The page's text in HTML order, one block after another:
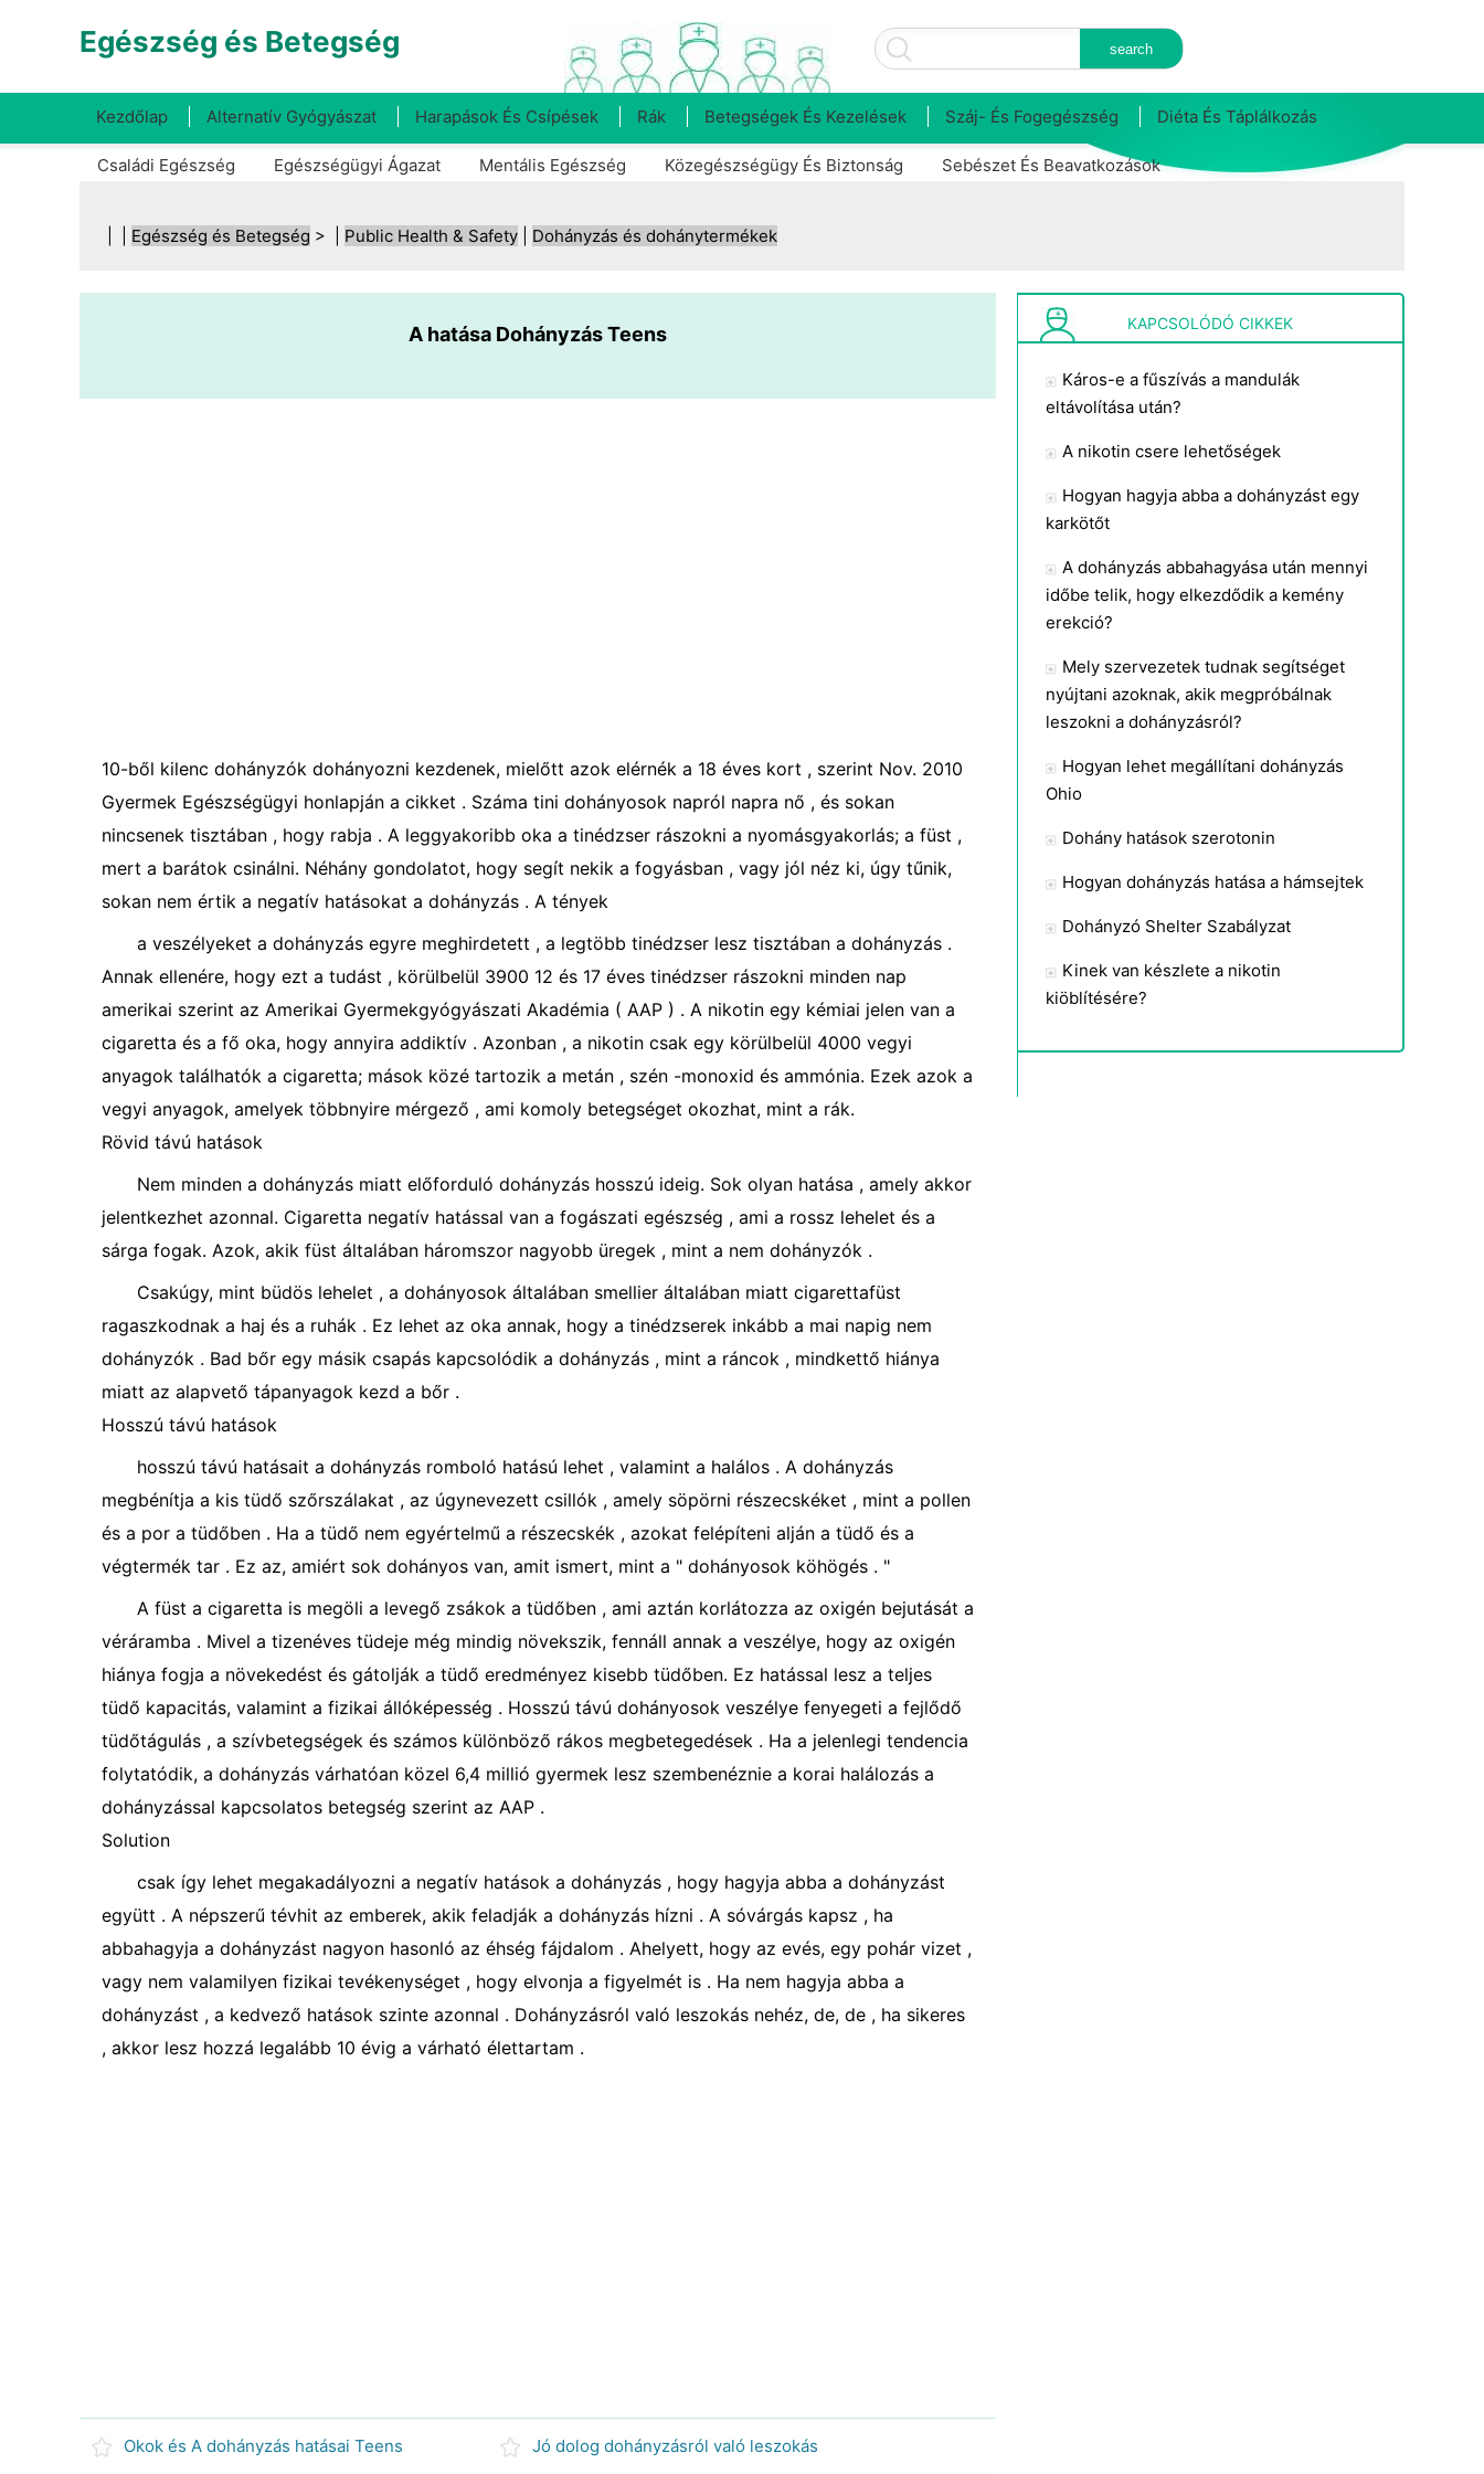
Egészség és Betegség
Kezdőlap Alternatív Gyógyászat Harapások És Csípések Rák Betegségek És Kezelések Száj- És Fogegészség Diéta És Táplálkozás
Családi Egészség Egészségügyi Ágazat Mentális Egészség Közegészségügy És Biztonság Sebészet És Beavatkozások
Egészség és Betegség > | Public Health & Safety Dohányzás és dohánytermékek
A hatása Dohányzás Teens
10-ből kilenc dohányzók dohányozni kezdenek, mielőtt azok elérnék a 18 éves kort , szerint Nov. 2010
Gyermek Egészségügyi honlapján a cikket . Száma tini dohányosok napról napra nő , és sokan
nincsenek tisztában , hogy rabja . A leggyakoribb oka a tinédzser rászokni a nyomásgyakorlás; a füst ,
mert a barátok csinálni. Néhány gondolatot, hogy segít nekik a fogyásban , vagy jól néz ki, úgy tűnik,
sokan nem értik a negatív hatásokat a dohányzás . A tények
a veszélyeket a dohányzás egyre meghirdetett , a legtöbb tinédzser lesz tisztában a dohányzás .
Annak ellenére, hogy ezt a tudást , körülbelül 3900 12 és 17 éves tinédzser rászokni minden nap
amerikai szerint az Amerikai Gyermekgyógyászati ​​Akadémia ( AAP ) . A nikotin egy kémiai jelen van a
cigaretta és a fő oka, hogy annyira addiktív . Azonban , a nikotin csak egy körülbelül 4000 vegyi
anyagok találhatók a cigaretta; mások közé tartozik a metán , szén -monoxid és ammónia. Ezek azok a
vegyi anyagok, amelyek többnyire mérgező , ami komoly betegséget okozhat, mint a rák.
Rövid távú hatások
Nem minden a dohányzás miatt előforduló dohányzás hosszú ideig. Sok olyan hatása , amely akkor
jelentkezhet azonnal. Cigaretta negatív hatással van a fogászati ​​egészség , ami a rossz lehelet és a
sárga fogak. Azok, akik füst általában háromszor nagyobb üregek , mint a nem dohányzók .
Csakúgy, mint büdös lehelet , a dohányosok általában smellier általában miatt cigarettafüst
ragaszkodnak a haj és a ruhák . Ez lehet az oka annak, hogy a tinédzserek inkább a mai napig nem
dohányzók . Bad bőr egy másik csapás kapcsolódik a dohányzás , mint a ráncok , mindkettő hiánya
miatt az alapvető tápanyagok kezd a bőr .
Hosszú távú hatások
hosszú távú hatásait a dohányzás romboló hatású lehet , valamint a halálos . A dohányzás
megbénítja a kis tüdő szőrszálakat , az úgynevezett csillók , amely söpörni részecskéket , mint a pollen
és a por a tüdőben . Ha a tüdő nem egyértelmű a részecskék , azokat felépíteni alján a tüdő és a
végtermék tar . Ez az, amiért sok dohányos van, amit ismert, mint a " dohányosok köhögés . "
A füst a cigaretta is megöli a levegő zsákok a tüdőben , ami aztán korlátozza az oxigén bejutását a
véráramba . Mivel a tizenéves tüdeje még mindig növekszik, fennáll annak a veszélye, hogy az oxigén
hiánya fogja a növekedést és gátolják a tüdő eredményez kisebb tüdőben. Ez hatással lesz a teljes
tüdő kapacitás, valamint a fizikai állóképesség . Hosszú távú dohányosok veszélye fenyegeti a fejlődő
tüdőtágulás , a szívbetegségek és számos különböző rákos megbetegedések . Ha a jelenlegi tendencia
folytatódik, a dohányzás várhatóan közel 6,4 millió gyermek lesz szembenéznie a korai halálozás a
dohányzással kapcsolatos betegség szerint az AAP .
Solution
csak így lehet megakadályozni a negatív hatások a dohányzás , hogy hagyja abba a dohányzást
együtt . A népszerű tévhit az emberek, akik feladják a dohányzás hízni . A sóvárgás kapsz , ha
abbahagyja a dohányzást nagyon hasonló az éhség fájdalom . Ahelyett, hogy az evés, egy pohár vizet ,
vagy nem valamilyen fizikai tevékenységet , hogy elvonja a figyelmét is . Ha nem hagyja abba a
dohányzást , a kedvező hatások szinte azonnal . Dohányzásról való leszokás nehéz, de, de , ha sikeres
, akkor lesz hozzá legalább 10 évig a várható élettartam .
Okok és A dohányzás hatásai Teens Jó dolog dohányzásról való leszokás
KAPCSOLÓDÓ CIKKEK
Káros-e a fűszívás a mandulák
eltávolítása után?
A nikotin csere lehetőségek
Hogyan hagyja abba a dohányzást egy
karkötőt
A dohányzás abbahagyása után mennyi
időbe telik, hogy elkezdődik a kemény
erekció?
Mely szervezetek tudnak segítséget
nyújtani azoknak, akik megpróbálnak
leszokni a dohányzásról?
Hogyan lehet megállítani dohányzás
Ohio
Dohány hatások szerotonin
Hogyan dohányzás hatása a hámsejtek
Dohányzó Shelter Szabályzat
Kinek van készlete a nikotin
kiöblítésére?